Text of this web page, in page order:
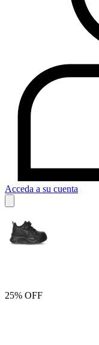
Acceda a su cuenta
25% OFF